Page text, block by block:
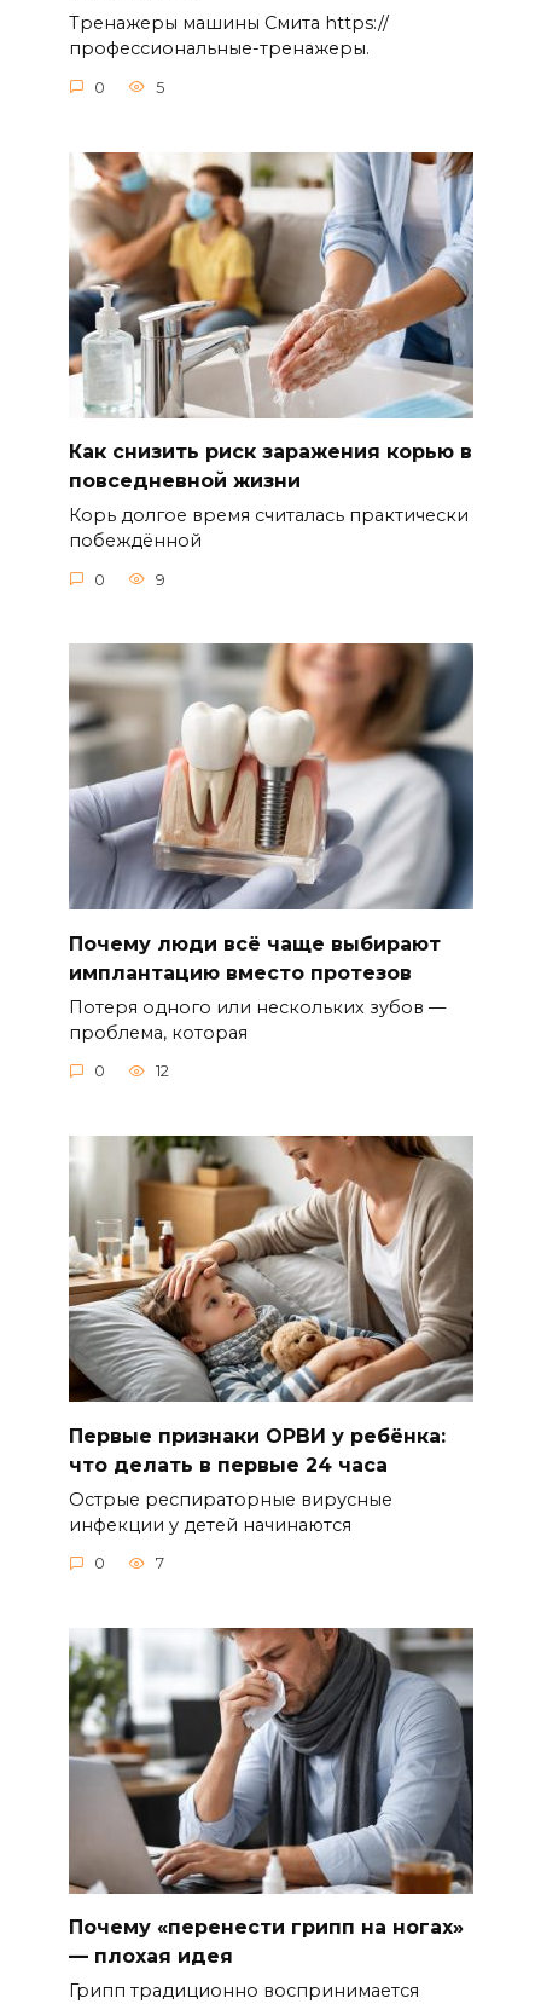
Тренажеры машины Смита https://
профессиональные-тренажеры.
0 5
Как снизить риск заражения корью в
повседневной жизни
Корь долгое время считалась практически
побеждённой
0 9
Почему люди всё чаще выбирают
имплантацию вместо протезов
Потеря одного или нескольких зубов —
проблема, которая
0 12
Первые признаки ОРВИ у ребёнка:
что делать в первые 24 часа
Острые респираторные вирусные
инфекции у детей начинаются
0 7
Почему «перенести грипп на ногах»
— плохая идея
Грипп традиционно воспринимается